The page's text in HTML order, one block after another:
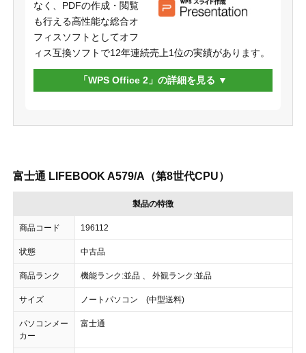
なく、PDFの作成・閲覧
も行える高性能な総合オ
フィスソフトとしてオフ
ィス互換ソフトで12年連続売上1位の実績があります。
「WPS Office 2」の詳細を見る
富士通 LIFEBOOK A579/A（第8世代CPU）
製品の特徴
商品コード 196112
状態 中古品
商品ランク 機能ランク:並品 、 外観ランク:並品
サイズ ノートパソコン (中型送料)
パソコンメー
カー
富士通